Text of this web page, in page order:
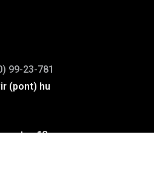
99-23-781
(pont) hu
utca 13.